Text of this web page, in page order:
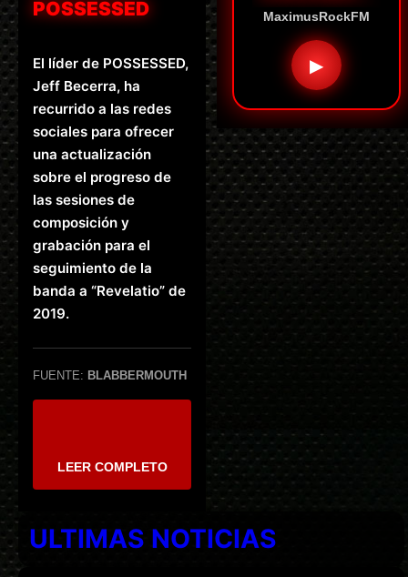
POSSESSED
El líder de POSSESSED,
Jeff Becerra, ha
recurrido a las redes
sociales para ofrecer
una actualización
sobre el progreso de
las sesiones de
composición y
grabación para el
seguimiento de la
banda a “Revelatio” de
2019.
FUENTE: BLABBERMOUTH
LEER COMPLETO
MaximusRockFM
▶
ULTIMAS NOTICIAS